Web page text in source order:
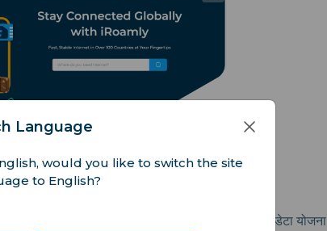
को सरल बनाने पर ध्यान केंद्रित करता है। "असीमित" डेटा योजना
Language
would you like to switch the site
to English?